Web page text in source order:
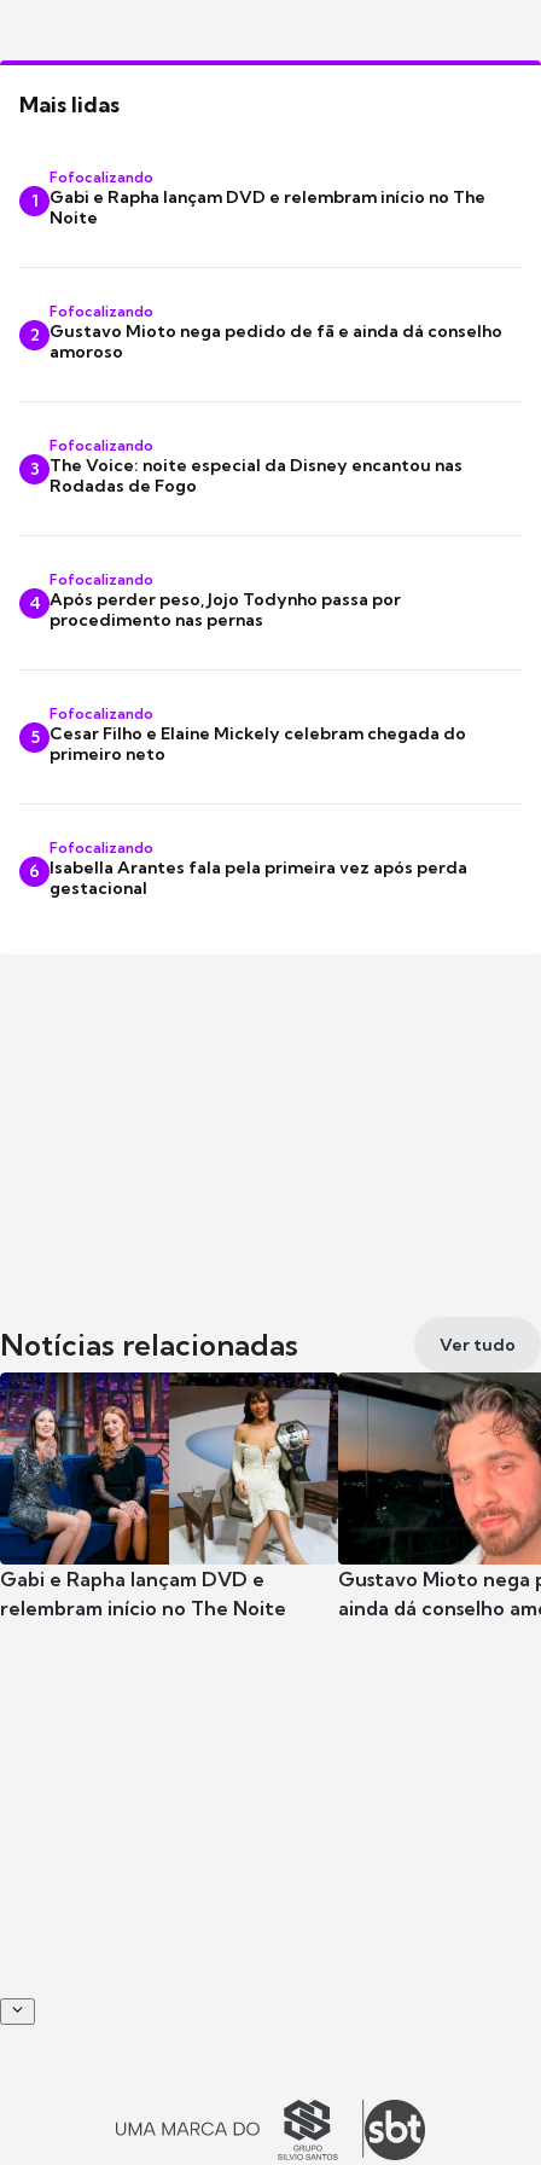
Mais lidas
1
Fofocalizando
Gabi e Rapha lançam DVD e relembram início no The
Noite
2
Fofocalizando
Gustavo Mioto nega pedido de fã e ainda dá conselho
amoroso
3
Fofocalizando
The Voice: noite especial da Disney encantou nas
Rodadas de Fogo
4
Fofocalizando
Após perder peso, Jojo Todynho passa por
procedimento nas pernas
5
Fofocalizando
Cesar Filho e Elaine Mickely celebram chegada do
primeiro neto
6
Fofocalizando
Isabella Arantes fala pela primeira vez após perda
gestacional
Notícias relacionadas Ver tudo
Gabi e Rapha lançam DVD e
relembram início no The Noite
Gustavo Mioto nega
ainda dá conselho